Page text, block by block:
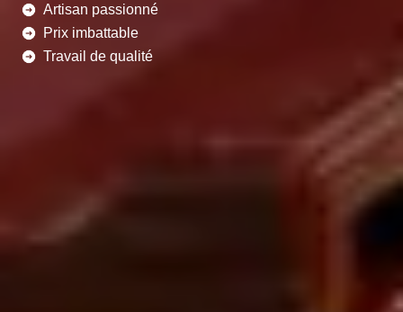
Artisan passionné
Prix imbattable
Travail de qualité